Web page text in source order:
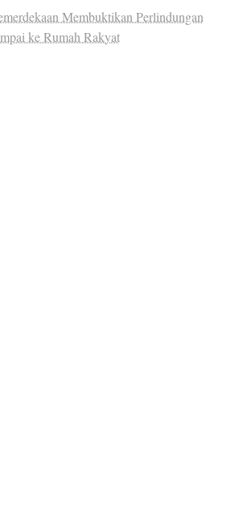
Membuktikan Perlindungan
ke Rumah Rakyat